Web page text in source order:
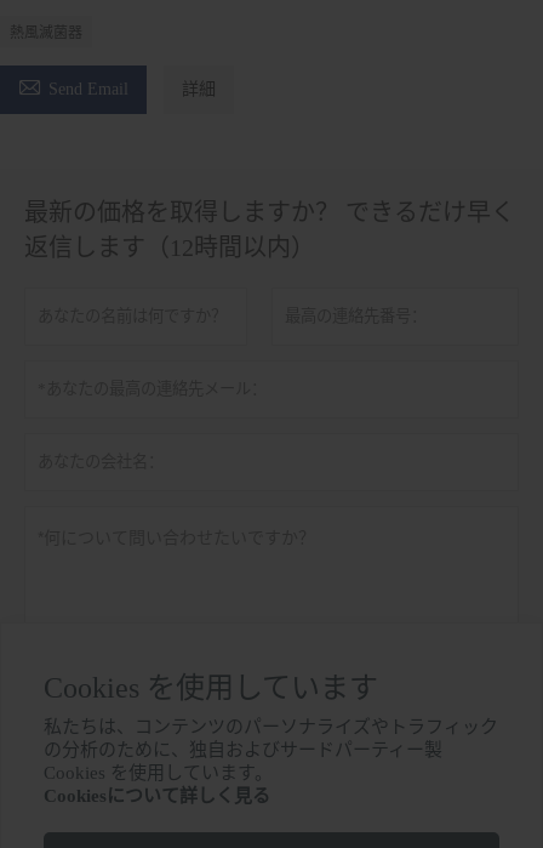
熱風滅菌器
 Send Email 詳細
最新の価格を取得しますか？ できるだけ早く
返信します（12時間以内）
提出する 個人情報保護方針
Cookies を使用しています
私たちは、コンテンツのパーソナライズやトラフィック
の分析のために、独自およびサードパーティー製
Cookies を使用しています。
Cookiesについて詳しく見る